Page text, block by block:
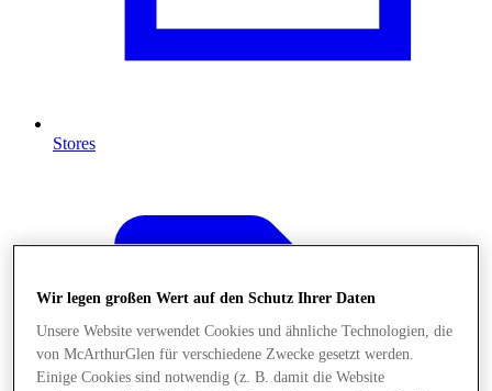
Stores
Wir legen großen Wert auf den Schutz Ihrer Daten
Unsere Website verwendet Cookies und ähnliche Technologien, die
von McArthurGlen für verschiedene Zwecke gesetzt werden.
Einige Cookies sind notwendig (z. B. damit die Website